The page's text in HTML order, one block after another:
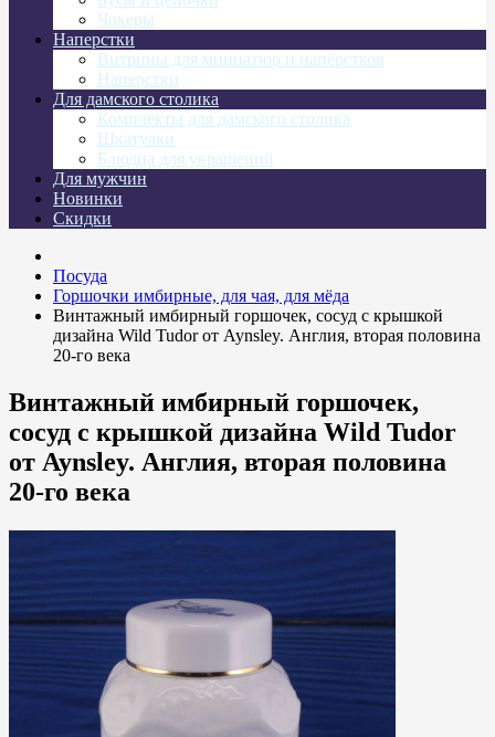
Чокеры
Наперстки
Витрины для миниатюр и напёрстков
Наперстки
Для дамского столика
Комплекты для дамского столика
Шкатулки
Блюдца для украшений
Для мужчин
Новинки
Скидки
Посуда
Горшочки имбирные, для чая, для мёда
Винтажный имбирный горшочек, сосуд с крышкой
дизайна Wild Tudor от Aynsley. Англия, вторая половина
20-го века
Винтажный имбирный горшочек,
сосуд с крышкой дизайна Wild Tudor
от Aynsley. Англия, вторая половина
20-го века